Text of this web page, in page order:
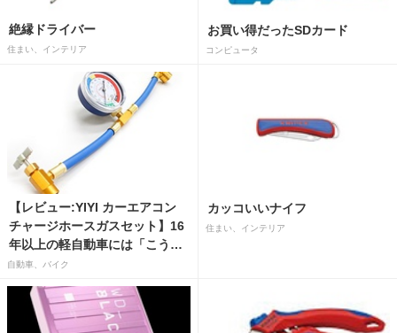
絶縁ドライバー
住まい、インテリア
お買い得だったSDカード
コンピュータ
【レビュー:YIYI カーエアコン
チャージホースガスセット】16
年以上の軽自動車には「こうか
はばつぐんだ」が…
自動車、バイク
カッコいいナイフ
住まい、インテリア